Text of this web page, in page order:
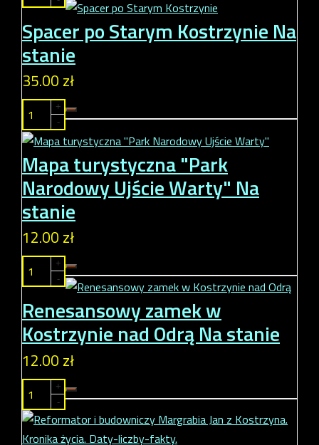
Spacer po Starym Kostrzynie Na
stanie
35.00 zł
+
-
Mapa turystyczna "Park
Narodowy Ujście Warty" Na
stanie
12.00 zł
+
-
Renesansowy zamek w
Kostrzynie nad OdrąNa stanie
12.00 zł
+
-